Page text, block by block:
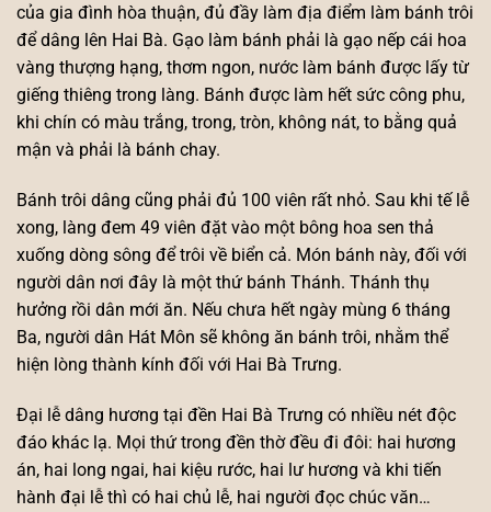
của gia đình hòa thuận, đủ đầy làm địa điểm làm bánh trôi
để dâng lên Hai Bà. Gạo làm bánh phải là gạo nếp cái hoa
vàng thượng hạng, thơm ngon, nước làm bánh được lấy từ
giếng thiêng trong làng. Bánh được làm hết sức công phu,
khi chín có màu trắng, trong, tròn, không nát, to bằng quả
mận và phải là bánh chay.
Bánh trôi dâng cũng phải đủ 100 viên rất nhỏ. Sau khi tế lễ
xong, làng đem 49 viên đặt vào một bông hoa sen thả
xuống dòng sông để trôi về biển cả. Món bánh này, đối với
người dân nơi đây là một thứ bánh Thánh. Thánh thụ
hưởng rồi dân mới ăn. Nếu chưa hết ngày mùng 6 tháng
Ba, người dân Hát Môn sẽ không ăn bánh trôi, nhằm thể
hiện lòng thành kính đối với Hai Bà Trưng.
Đại lễ dâng hương tại đền Hai Bà Trưng có nhiều nét độc
đáo khác lạ. Mọi thứ trong đền thờ đều đi đôi: hai hương
án, hai long ngai, hai kiệu rước, hai lư hương và khi tiến
hành đại lễ thì có hai chủ lễ, hai người đọc chúc văn…